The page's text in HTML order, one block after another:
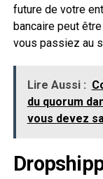
future de votre
bancaire peut
vous passiez au
Lire Aussi :
du quorum
vous devez